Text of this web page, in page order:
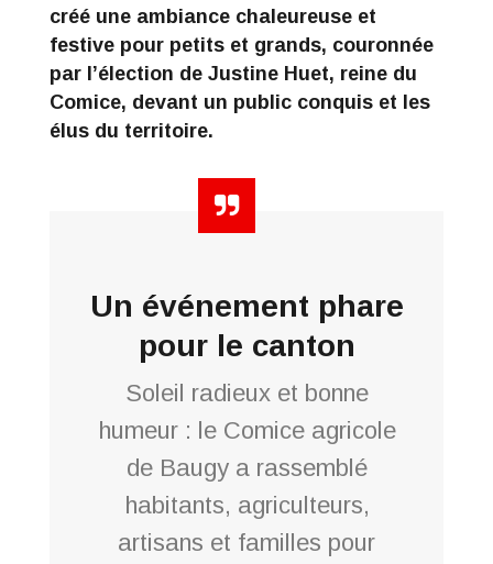
créé une ambiance chaleureuse et
festive pour petits et grands, couronnée
par l’élection de Justine Huet, reine du
Comice, devant un public conquis et les
élus du territoire.
Un événement phare
pour le canton
Soleil radieux et bonne
humeur : le Comice agricole
de Baugy a rassemblé
habitants, agriculteurs,
artisans et familles pour